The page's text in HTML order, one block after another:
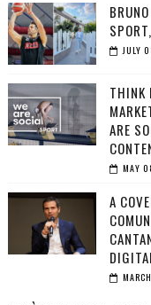
JULY
THINK
ARE
MAY
A